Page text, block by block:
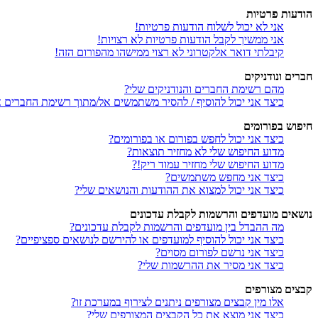
הודעות פרטיות
אני לא יכול לשלוח הודעות פרטיות!
אני ממשיך לקבל הודעות פרטיות לא רצויות!
קיבלתי דואר אלקטרוני לא רצוי ממישהו מהפורום הזה!
חברים ונודניקים
מהם רשימת החברים והנודניקים שלי?
כיצד אני יכול להוסיף / להסיר משתמשים אל/מתוך רשימת החברים
חיפוש בפורומים
כיצד אני יכול לחפש בפורום או בפורומים?
מדוע החיפוש שלי לא מחזיר תוצאות?
מדוע החיפוש שלי מחזיר עמוד ריק!?
כיצד אני מחפש משתמשים?
כיצד אני יכול למצוא את ההודעות והנושאים שלי?
נושאים מועדפים והרשמות לקבלת עדכונים
מה ההבדל בין מועדפים והרשמות לקבלת עדכונים?
כיצד אני יכול להוסיף למועדפים או להירשם לנושאים ספציפיים?
כיצד אני נרשם לפורום מסוים?
כיצד אני מסיר את ההרשמות שלי?
קבצים מצורפים
אלו מין קבצים מצורפים ניתנים לצירוף במערכת זו?
כיצד אני מוצא את כל הקבצים המצורפים שלי?